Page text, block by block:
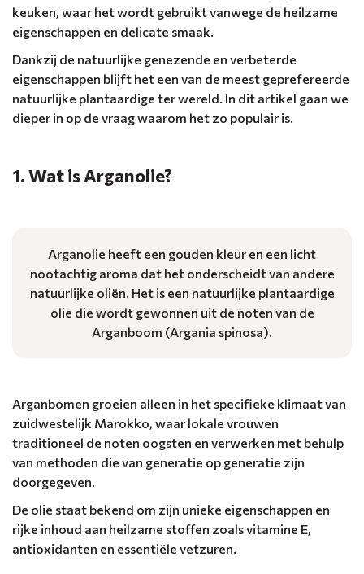
keuken, waar het wordt gebruikt vanwege de heilzame
eigenschappen en delicate smaak.
Dankzij de natuurlijke genezende en verbeterde
eigenschappen blijft het een van de meest geprefereerde
natuurlijke plantaardige ter wereld. In dit artikel gaan we
dieper in op de vraag waarom het zo populair is.
1. Wat is Arganolie?
Arganolie heeft een gouden kleur en een licht
nootachtig aroma dat het onderscheidt van andere
natuurlijke oliën. Het is een natuurlijke plantaardige
olie die wordt gewonnen uit de noten van de
Arganboom (Argania spinosa).
Arganbomen groeien alleen in het specifieke klimaat van
zuidwestelijk Marokko, waar lokale vrouwen
traditioneel de noten oogsten en verwerken met behulp
van methoden die van generatie op generatie zijn
doorgegeven.
De olie staat bekend om zijn unieke eigenschappen en
rijke inhoud aan heilzame stoffen zoals vitamine E,
antioxidanten en essentiële vetzuren.